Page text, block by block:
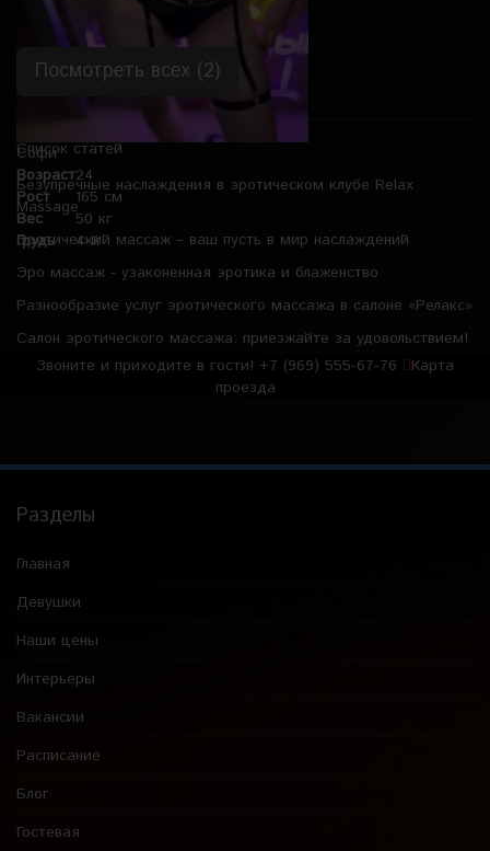
Софи
Возраст24
Рост
165 см
Вес
50 кг
Грудь
4-й
Посмотреть всех (2)
Список статей
Безупречные наслаждения в эротическом клубе Relax
Massage
Эротический массаж – ваш пусть в мир наслаждений
Эро массаж - узаконенная эротика и блаженство
Разнообразие услуг эротического массажа в салоне «Релакс»
Салон эротического массажа: приезжайте за удовольствием!
Звоните и приходите в гости! +7 (969) 555-67-76
Карта
проезда
Разделы
Главная
Девушки
Наши цены
Интерьеры
Вакансии
Расписание
Блог
Гостевая